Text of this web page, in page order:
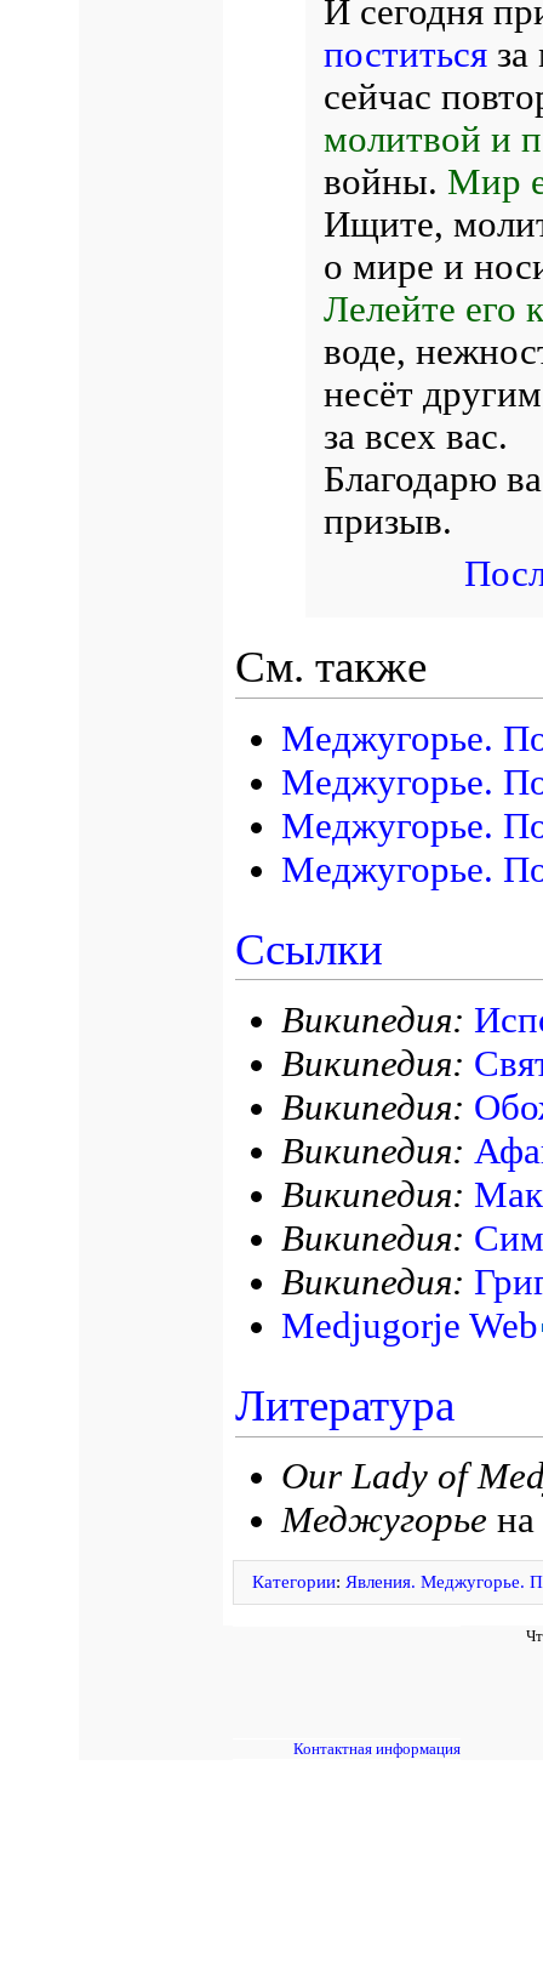
И сегодня
поститьсяза
сейчас
молитвой и
войны. Мир
Ищите,
о мире и
Лелейте его
воде,
несёт
за всех вас.
Благодарю
призыв.
См. также
Меджугорье.
Меджугорье.
Меджугорье.
Меджугорье.
Ссылки
Википедия:
Википедия:
Википедия:
Википедия:
Википедия:
Википедия:
Википедия:
Medjugorje Web
Литература
Our Lady of
Меджугорье на
Категории: Явления. Меджугорье.
Контактная информация